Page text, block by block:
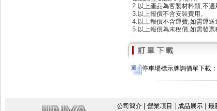
2.以上產品為客製材料類,不
3.以上報價不含安裝費用。
4.以上報價不含運費,如需運
5.以上報價為未稅價,如需發
停車場標示牌詢價單下載
公司簡介 營業項目 成品展示
最